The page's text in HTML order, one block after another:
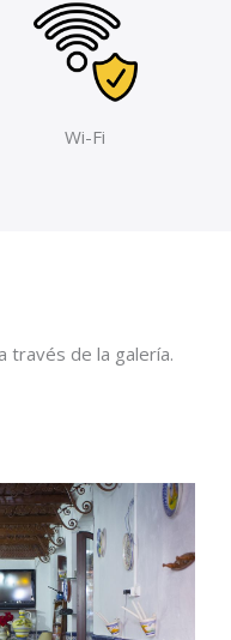
Wi-Fi
través de la galería.